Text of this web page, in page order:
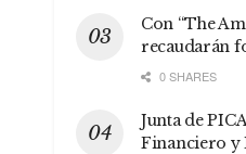
Con “The
recaudarán
0 SHARES
Junta de
Financiero y